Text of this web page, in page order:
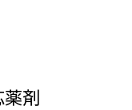
剤